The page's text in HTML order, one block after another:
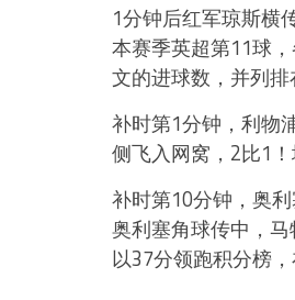
1分钟后红军琼斯横
本赛季英超第11球
文的进球数，并列
补时第1分钟，利物
侧飞入网窝，2比1
补时第10分钟，奥
奥利塞角球传中，
以37分领跑积分榜